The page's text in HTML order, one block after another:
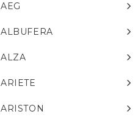
AEG
ALBUFERA
ALZA
ARIETE
ARISTON